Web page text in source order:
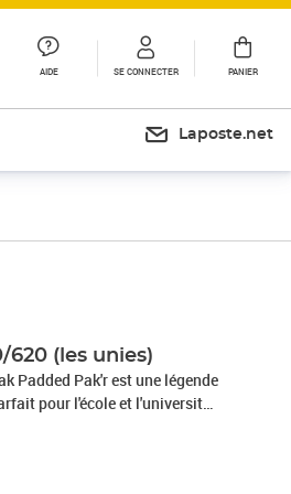
AIDE SE CONNECTER PANIER
Laposte.net
620 (les unies)
Padded Pak'r est une légende
pour l'école et l'université.
les excursions et les week-
sera de choisir la couleur